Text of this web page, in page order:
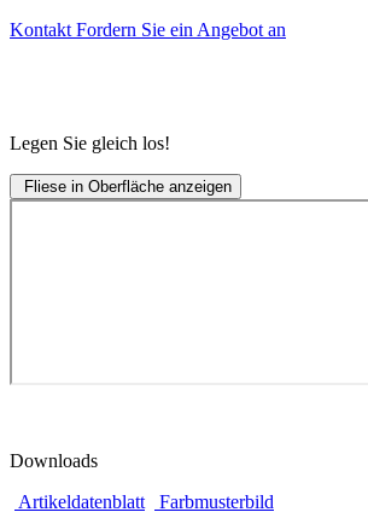
Kontakt Fordern Sie ein Angebot an
Legen Sie gleich los!
Fliese in Oberfläche anzeigen
Downloads
Artikeldatenblatt
Farbmusterbild